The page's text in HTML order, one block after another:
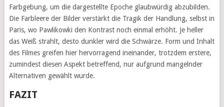
Farbgebung, um die dargestellte Epoche glaubwürdig abzubilden.
Die Farbleere der Bilder verstärkt die Tragik der Handlung, selbst in
Paris, wo Pawlikowki den Kontrast noch einmal erhöht. Je heller
das Weiß strahlt, desto dunkler wird die Schwärze. Form und Inhalt
des Filmes greifen hier hervorragend ineinander, trotzdem erstere,
zumindest diesen Aspekt betreffend, nur aufgrund mangelnder
Alternativen gewählt wurde.
FAZIT